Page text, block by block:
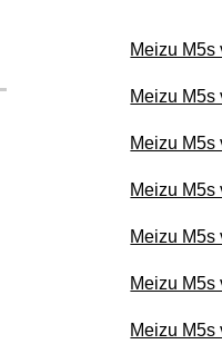
Meizu M5s
Meizu M5s
Meizu M5s
Meizu M5s
Meizu M5s
Meizu M5s
Meizu M5s